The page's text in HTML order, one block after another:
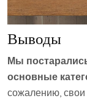
Выводы
Мы
основные
сожалению,